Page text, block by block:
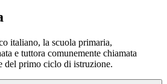
italiano, la scuola primaria,
e tuttora comunemente chiamata
del primo ciclo di istruzione.